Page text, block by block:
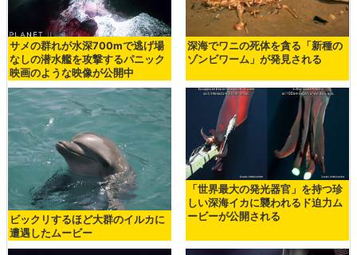
サメの群れが水深700mで逃げ場
なしの潜水艦を攻撃するパニック
映画のような映像が公開中
深海でワニの死体を貪る「新種の
ゾンビワーム」が発見される
ビックリするほど大群のイルカに
遭遇したムービー
「世界最大の発光器官」を持つ珍
しい深海イカに襲われるド迫力ム
ービーが公開される